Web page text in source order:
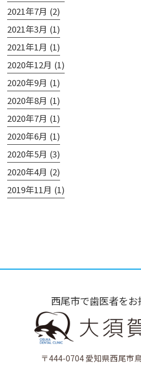
2021年7月 (2)
2021年3月 (1)
2021年1月 (1)
2020年12月 (1)
2020年9月 (1)
2020年8月 (1)
2020年7月 (1)
2020年6月 (1)
2020年5月 (3)
2020年4月 (2)
2019年11月 (1)
西尾市で歯医者をお
〒444-0704愛知県西尾市